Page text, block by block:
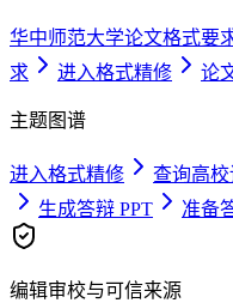
华中师范大学论文格式要
求
进入格式精修 论
主题图谱
进入格式精修 查询高
生成答辩 PPT
准备
编辑审校与可信来源